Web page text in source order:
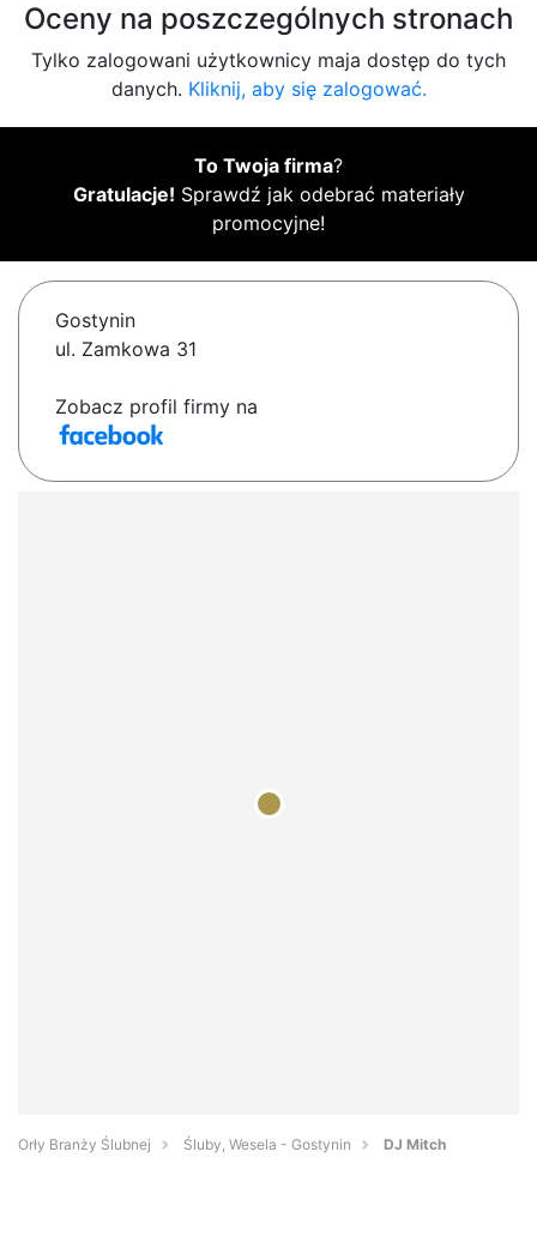
Oceny na poszczególnych stronach
Tylko zalogowani użytkownicy maja dostęp do tych
danych. Kliknij, aby się zalogować.
To Twoja firma?
Gratulacje! Sprawdź jak odebrać materiały
promocyjne!
Gostynin
ul. Zamkowa 31
Zobacz profil firmy na
Orły Branży Ślubnej Śluby, Wesela - Gostynin DJ Mitch